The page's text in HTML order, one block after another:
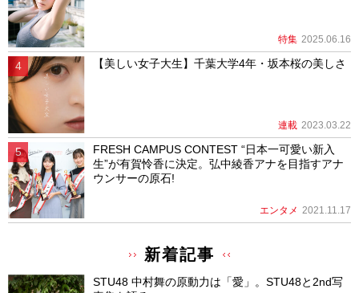
特集 2025.06.16
【美しい女子大生】千葉大学4年・坂本桜の美しさ
連載 2023.03.22
FRESH CAMPUS CONTEST “日本一可愛い新入
生”が有賀怜香に決定。弘中綾香アナを目指すアナ
ウンサーの原石!
エンタメ 2021.11.17
新着記事
STU48 中村舞の原動力は「愛」。STU48と2nd写